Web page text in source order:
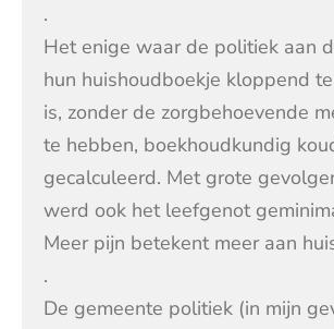
.
Het enige waar de politiek aan
hun huishoudboekje kloppend
is, zonder de zorgbehoevende
te hebben, boekhoudkundig
gecalculeerd. Met grote
werd ook het leefgenot
Meer pijn betekent meer aan
.
De gemeente politiek (in mijn